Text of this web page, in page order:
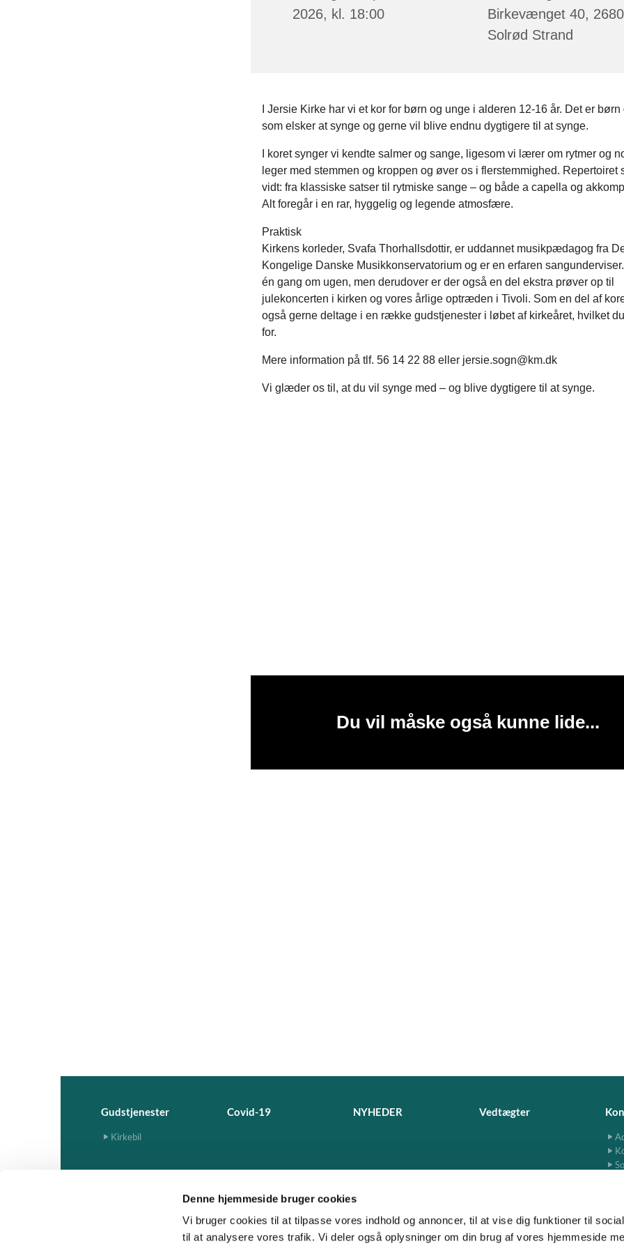
Denne hjemmeside bruger cookies
Vi bruger cookies til at tilpasse vores indhold og annoncer, til at vise dig funktioner til
til at analysere vores trafik. Vi deler også oplysninger om din brug af vores hjemmeside
2026, kl. 18:00
Birkevænget 40, 2680
Solrød Strand
I Jersie Kirke har vi et kor for børn og unge i alderen 12-16 år. Det er børn
som elsker at synge og gerne vil blive endnu dygtigere til at synge.
I koret synger vi kendte salmer og sange, ligesom vi lærer om rytmer og
leger med stemmen og kroppen og øver os i flerstemmighed. Repertoiret
vidt: fra klassiske satser til rytmiske sange – og både a capella og
Alt foregår i en rar, hyggelig og legende atmosfære.
Praktisk
Kirkens korleder, Svafa Thorhallsdottir, er uddannet musikpædagog fra
Kongelige Danske Musikkonservatorium og er en erfaren
én gang om ugen, men derudover er der også en del ekstra prøver op til
julekoncerten i kirken og vores årlige optræden i Tivoli. Som en del af
også gerne deltage i en række gudstjenester i løbet af kirkeåret, hvilket
for.
Mere information på tlf. 56 14 22 88 eller jersie.sogn@km.dk
Vi glæder os til, at du vil synge med – og blive dygtigere til at synge.
Du vil måske også kunne lide...
Gudstjenester
Kirkebil
Covid-19 NYHEDER Vedtægter
www.jersie-skensved.dk · Ndr. Byvej 13, 2680 Solrød